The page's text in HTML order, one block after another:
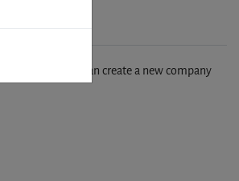
database, you can create a new company